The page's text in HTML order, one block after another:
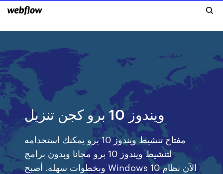
ويندوز 10 برو كجن تنزيل
مفتاح تنشيط ويندوز 10 برو يمكنك استخدامه
لتنشيط ويندوز 10 برو مجانا وبدون برامج
وبخطوات سهله. أصبح Windows 10 الآن نظام